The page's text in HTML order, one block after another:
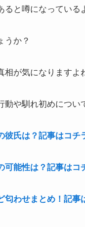
と噂になっている
うか？
相が気になりますよ
動や馴れ初めについ
氏は？記事はコチ
能性は？記事はコ
わせまとめ！記事